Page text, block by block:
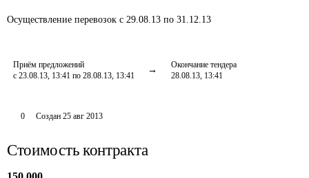
Осуществление перевозок с 29.08.13 по 31.12.13
Приём предложений
с 23.08.13, 13:41 по 28.08.13, 13:41
Окончание тендера
28.08.13, 13:41
0 Создан 25 авг 2013
Стоимость контракта